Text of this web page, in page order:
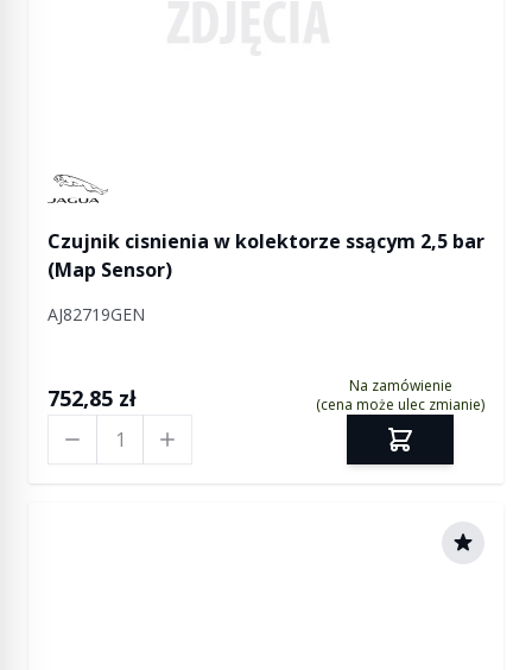
Manufactured by Jaguar
Czujnik cisnienia w kolektorze ssącym 2,5 bar
(Map Sensor)
AJ82719GEN
752,85 zł
Na zamówienie
(cena może ulec zmianie)